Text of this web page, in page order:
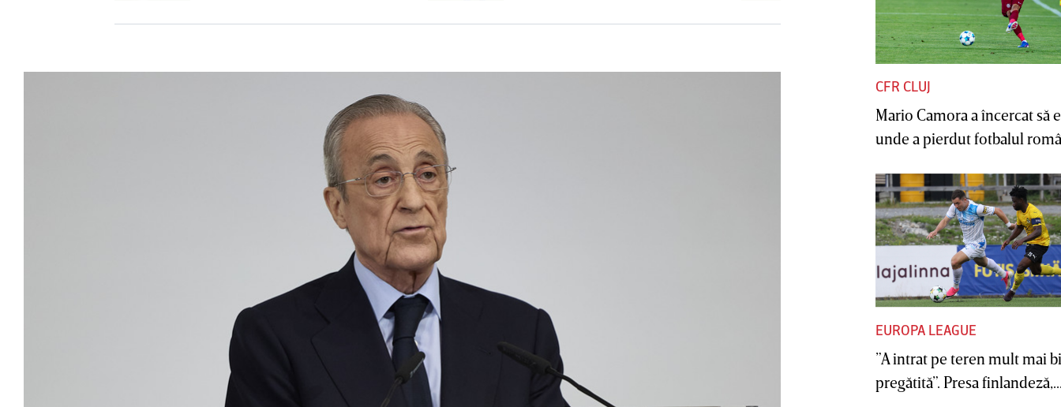
CFR CLUJ
Mario Camora a încercat să
unde a pierdut fotbalul
EUROPA LEAGUE
”A intrat pe teren mult mai
pregătită”. Presa